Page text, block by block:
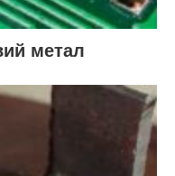
метал